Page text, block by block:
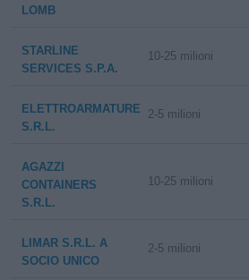
LOMB
STARLINE
SERVICES S.P.A.
10-25 milioni
ELETTROARMATURE
S.R.L.
2-5 milioni
AGAZZI
CONTAINERS
S.R.L.
10-25 milioni
LIMAR S.R.L. A
SOCIO UNICO
2-5 milioni